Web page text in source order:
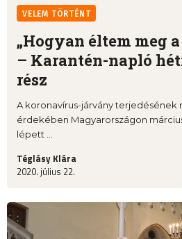
VELEM TÖRTÉNT
„Hogyan éltem meg
– Karantén-napló
rész
A koronavírus-járvány terjedésének
érdekében Magyarországon
lépett ...
Téglásy Klára
2020. július 22.